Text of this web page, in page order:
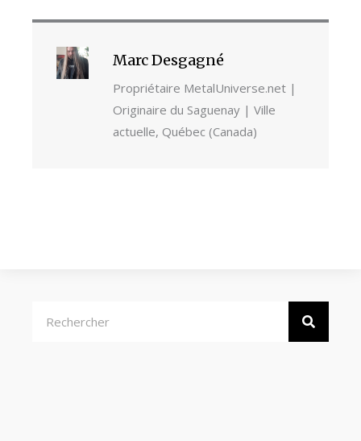
Marc Desgagné
Propriétaire MetalUniverse.net |
Originaire du Saguenay | Ville
actuelle, Québec (Canada)